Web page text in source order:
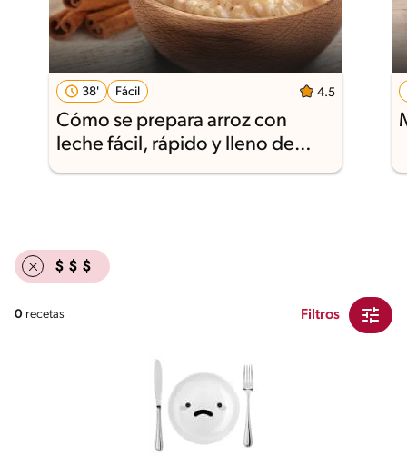
38' Fácil 4.5
Cómo se prepara arroz con
leche fácil, rápido y lleno de
sabor
0 recetas Filtros